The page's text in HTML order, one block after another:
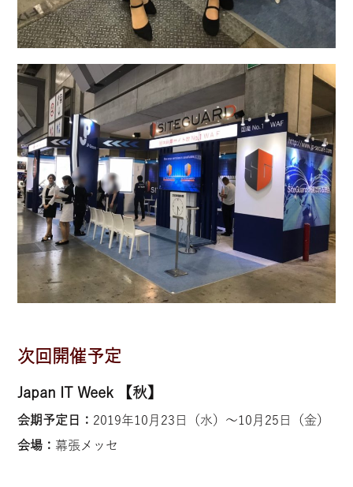
次回開催予定
Japan IT Week 【秋】
会期予定日： 2019年10月23日（水）〜10月25日（金）
会場： 幕張メッセ